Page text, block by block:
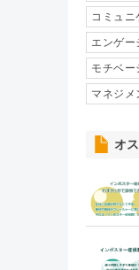
コミュニ
エンゲー
モチベー
マネジメ
オ